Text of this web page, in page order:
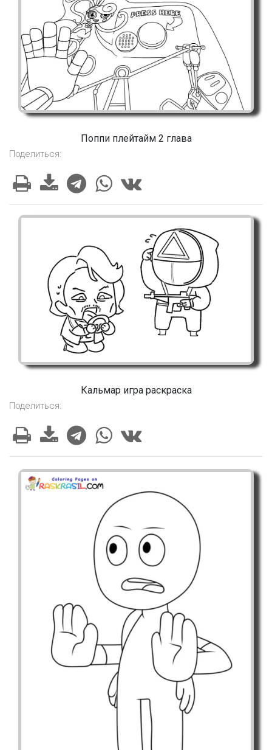
Поппи плейтайм 2 глава
Поделиться:
Кальмар игра раскраска
Поделиться: